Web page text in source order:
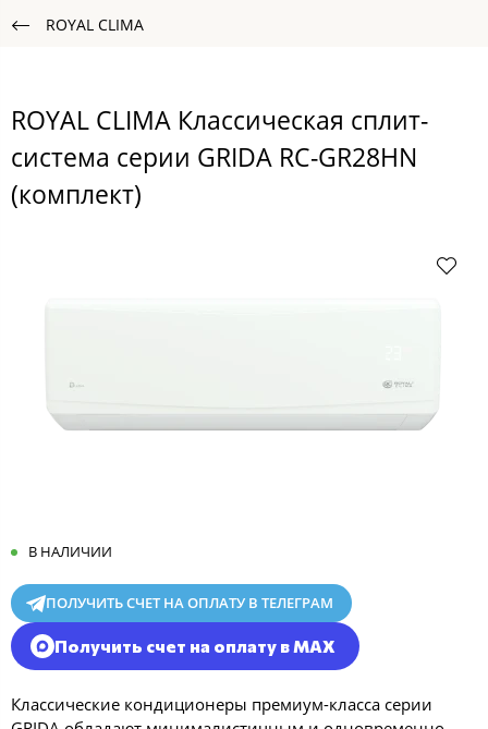
ROYAL CLIMA
ROYAL CLIMA Классическая сплит-
система серии GRIDA RC-GR28HN
(комплект)
В НАЛИЧИИ
ПОЛУЧИТЬ СЧЕТ НА ОПЛАТУ В ТЕЛЕГРАМ
Получить счет на оплату в MAX
Классические кондиционеры премиум-класса серии